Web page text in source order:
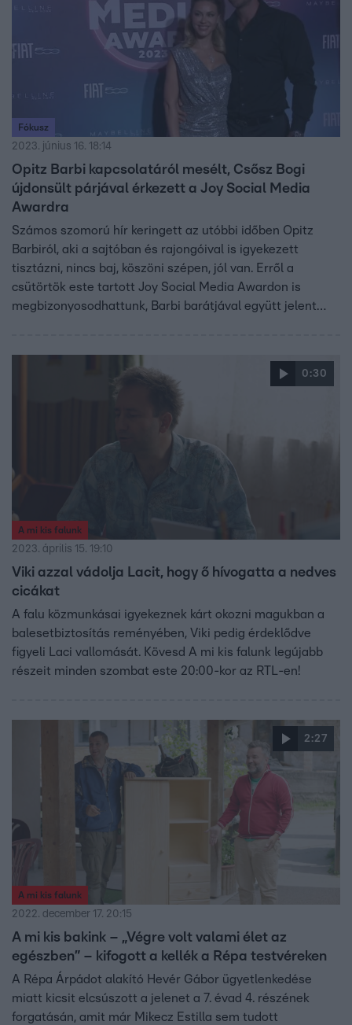
Fókusz
2023. június 16. 18:14
Opitz Barbi kapcsolatáról mesélt, Csősz Bogi
újdonsült párjával érkezett a Joy Social Media
Awardra
Számos szomorú hír keringett az utóbbi időben Opitz
Barbiról, aki a sajtóban és rajongóival is igyekezett
tisztázni, nincs baj, köszöni szépen, jól van. Erről a
csütörtök este tartott Joy Social Media Awardon is
megbizonyosodhattunk, Barbi barátjával együtt jelent
képernyősei közül Szabados Ágit, a Reggeli
TikTok tanár kategóriában, amit Marik Laura vehetett át.
0:30
A mi kis falunk
2023. április 15. 19:10
Viki azzal vádolja Lacit, hogy ő hívogatta a nedves
cicákat
A falu közmunkásai igyekeznek kárt okozni magukban a
balesetbiztosítás reményében, Viki pedig érdeklődve
figyeli Laci vallomását. Kövesd A mi kis falunk legújabb
részeit minden szombat este 20:00-kor az RTL-en!
2:27
A mi kis falunk
2022. december 17. 20:15
A mi kis bakink – „Végre volt valami élet az
egészben” – kifogott a kellék a Répa testvéreken
A Répa Árpádot alakító Hevér Gábor ügyetlenkedése
miatt kicsit elcsúszott a jelenet a 7. évad 4. részének
forgatásán, amit már Mikecz Estilla sem tudott